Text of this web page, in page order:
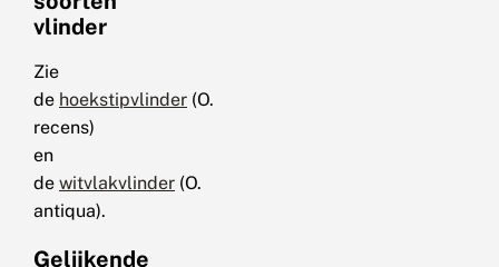
vlinder
Zie
de hoekstipvlinder (O.
recens)
en
de witvlakvlinder (O.
antiqua).
Gelijkende